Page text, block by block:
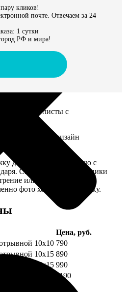
кликов!
почте. Отвечаем за 24
1 сутки
РФ и мира!
обложка+листы с
стандартная, дизайн
добавляем фотографию с
Снимок наши сотрудники
или пишите в
фото хотите на обложку.
Цена, руб.
10x10 790
10x15 890
15x15 990
15x20
1190